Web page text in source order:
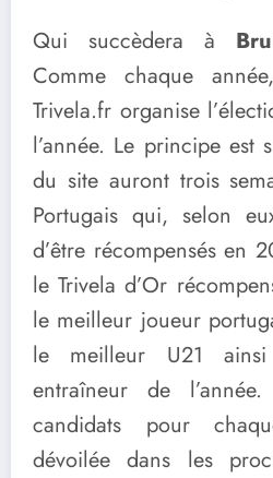
Qui succèdera à
Comme chaque
Trivela.fr organise
l’année. Le principe est
du site auront trois
Portugais qui, selon
d’être récompensés en
le Trivela d’Or
le meilleur joueur
le meilleur U21
entraîneur de
candidats pour
dévoilée dans les